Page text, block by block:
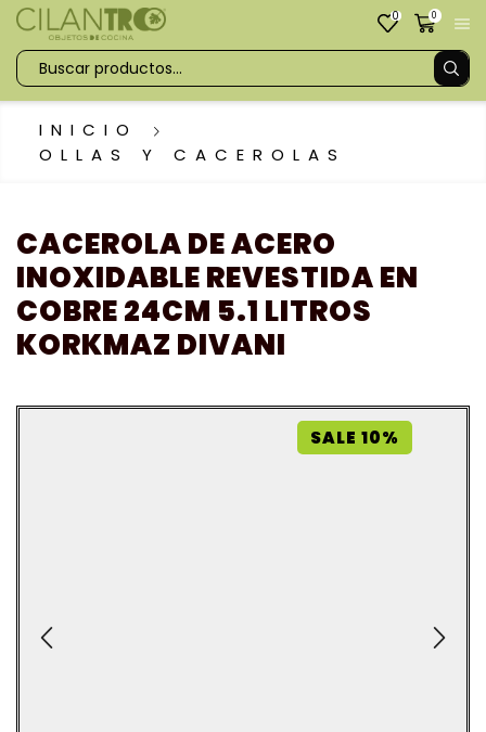
0 0
INICIO
OLLAS Y CACEROLAS
CACEROLA DE ACERO
INOXIDABLE REVESTIDA EN
COBRE 24CM 5.1 LITROS
KORKMAZ DIVANI
SALE 10%